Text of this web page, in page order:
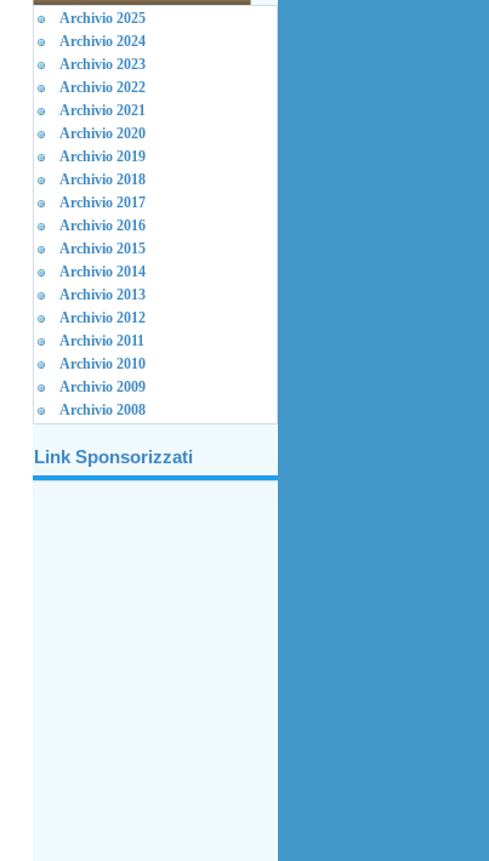
Archivio 2025
Archivio 2024
Archivio 2023
Archivio 2022
Archivio 2021
Archivio 2020
Archivio 2019
Archivio 2018
Archivio 2017
Archivio 2016
Archivio 2015
Archivio 2014
Archivio 2013
Archivio 2012
Archivio 2011
Archivio 2010
Archivio 2009
Archivio 2008
Link Sponsorizzati